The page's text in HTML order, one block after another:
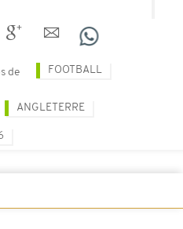
de FOOTBALL
ANGLETERRE